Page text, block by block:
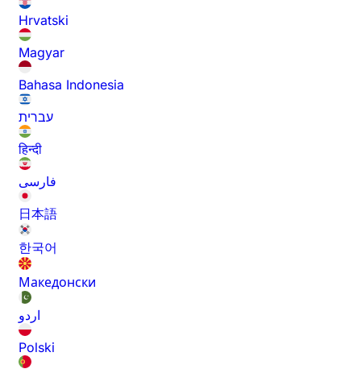
Hrvatski
Magyar
Bahasa Indonesia
עברית
हिन्दी
فارسی
日本語
한국어
Македонски
اردو
Polski